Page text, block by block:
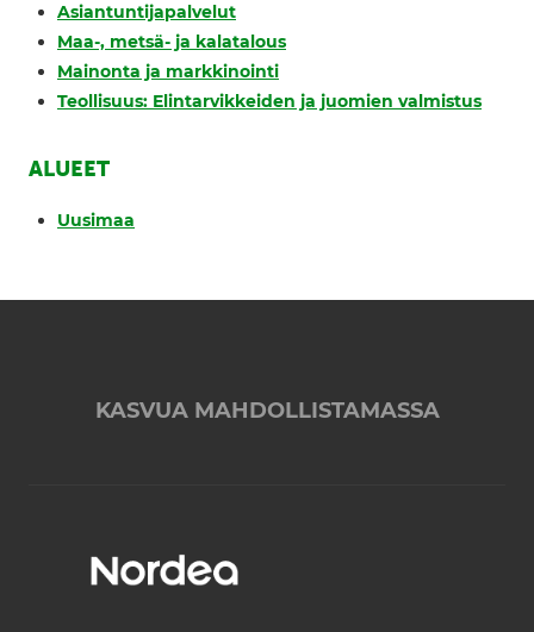
Asiantuntijapalvelut
Maa-, metsä- ja kalatalous
Mainonta ja markkinointi
Teollisuus: Elintarvikkeiden ja juomien valmistus
ALUEET
Uusimaa
KASVUA MAHDOLLISTAMASSA